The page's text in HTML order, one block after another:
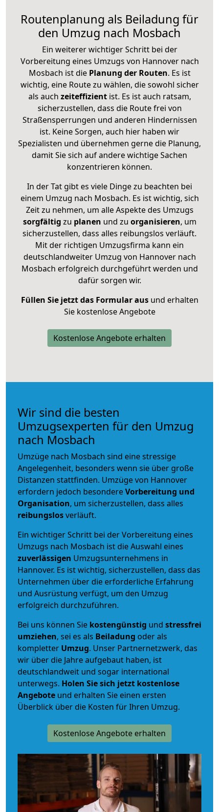
Routenplanung als Beiladung für
den Umzug nach Mosbach
Ein weiterer wichtiger Schritt bei der
Vorbereitung eines Umzugs von Hannover nach
Mosbach ist diePlanung der Routen. Es ist
wichtig, eine Route zu wählen, die sowohl sicher
als auch zeiteffizientist. Es ist auch ratsam,
sicherzustellen, dass die Route frei von
Straßensperrungen und anderen Hindernissen
ist. Keine Sorgen, auch hier haben wir
Spezialisten und übernehmen gerne die Planung,
damit Sie sich auf andere wichtige Sachen
konzentrieren können.
In der Tat gibt es viele Dinge zu beachten bei
einem Umzug nach Mosbach. Es ist wichtig, sich
Zeit zu nehmen, um alle Aspekte des Umzugs
sorgfältig zu planen und zu organisieren, um
sicherzustellen, dass alles reibungslos verläuft.
Mit der richtigen Umzugsfirma kann ein
deutschlandweiter Umzug von Hannover nach
Mosbach erfolgreich durchgeführt werden und
dafür sorgen wir.
Füllen Sie jetzt das Formular ausund erhalten
Sie kostenlose Angebote
Kostenlose Angebote erhalten
Wir sind die besten
Umzugsexperten für den Umzug
nach Mosbach
Umzüge nach Mosbach sind eine stressige
Angelegenheit, besonders wenn sie über große
Distanzen stattfinden. Umzüge von Hannover
erfordern jedoch besondereVorbereitung und
Organisation, um sicherzustellen, dass alles
reibungslosverläuft.
Ein wichtiger Schritt bei der Vorbereitung eines
Umzugs nach Mosbach ist die Auswahl eines
zuverlässigen Umzugsunternehmens in
Hannover. Es ist wichtig, sicherzustellen, dass das
Unternehmen über die erforderliche Erfahrung
und Ausrüstung verfügt, um den Umzug
erfolgreich durchzuführen.
Bei uns können Sie kostengünstig und stressfrei
umziehen, sei es als Beiladung oder als
kompletter Umzug. Unser Partnernetzwerk, das
wir über die Jahre aufgebaut haben, ist
deutschlandweit und sogar international
unterwegs. Holen Sie sich jetzt kostenlose
Angebote und erhalten Sie einen ersten
Überblick über die Kosten für Ihren Umzug.
Kostenlose Angebote erhalten